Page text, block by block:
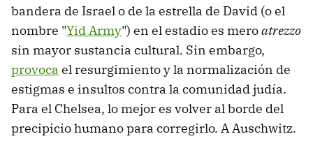
bandera de Israel o de la estrella de David (o el
nombre "Yid Army") en el estadio es meroatrezzo
sin mayor sustancia cultural. Sin embargo,
provoca el resurgimiento y la normalización de
estigmas e insultos contra la comunidad judía.
Para el Chelsea, lo mejor es volver al borde del
precipicio humano para corregirlo. A Auschwitz.